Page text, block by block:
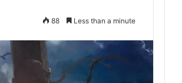
88 Less than a minute